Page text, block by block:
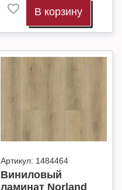
В корзину
Артикул: 1484464
Виниловый
ламинат Norland